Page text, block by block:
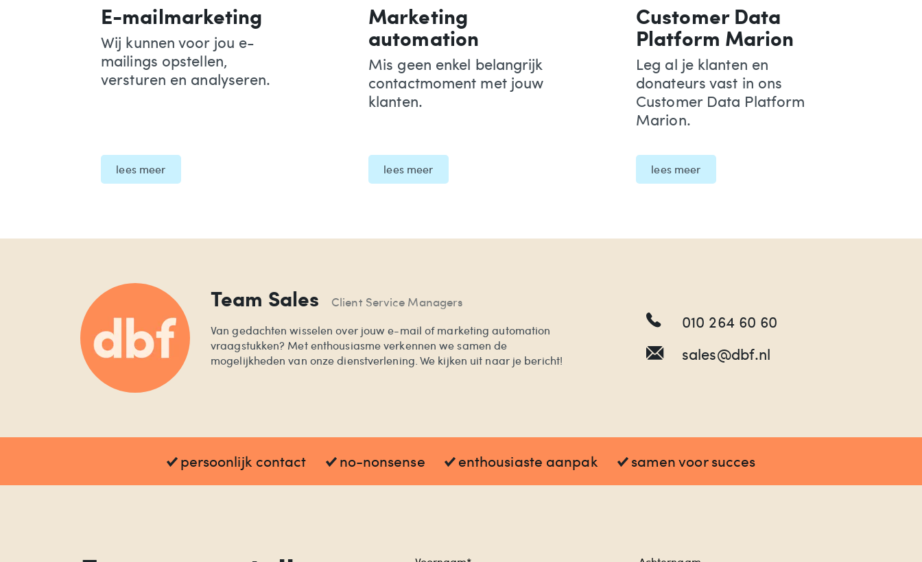
E-mailmarketing
Wij kunnen voor jou e-
mailings opstellen,
versturen en analyseren.
lees meer
Marketing
automation
Mis geen enkel belangrijk
contactmoment met jouw
klanten.
lees meer
Customer Data
Platform Marion
Leg al je klanten en
donateurs vast in ons
Customer Data Platform
Marion.
lees meer
Team Sales Client Service Managers
Van gedachten wisselen over jouw e-mail of marketing automation
vraagstukken? Met enthousiasme verkennen we samen de
mogelijkheden van onze dienstverlening. We kijken uit naar je bericht!
010 264 60 60
sales@dbf.nl
persoonlijk contact no-nonsense enthousiaste aanpak samen voor succes